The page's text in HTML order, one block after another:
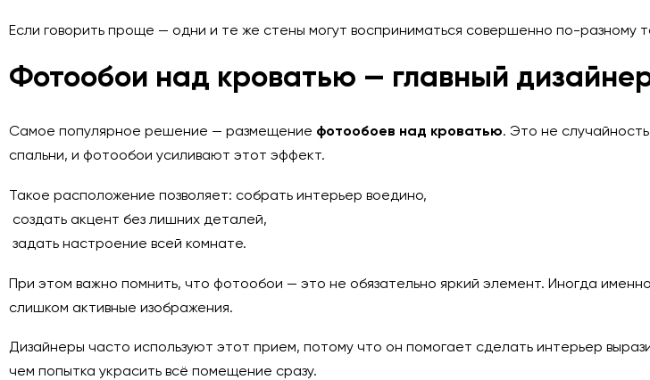
Если говорить проще — одни и те же стены могут восприниматься совершенно по-разному
Фотообои над кроватью — главный
Самое популярное решение — размещение фотообоев над кроватью. Это не
спальни, и фотообои усиливают этот эффект.
Такое расположение позволяет: собрать интерьер воедино,
создать акцент без лишних деталей,
задать настроение всей комнате.
При этом важно помнить, что фотообои — это не обязательно яркий элемент. Иногда
слишком активные изображения.
Дизайнеры часто используют этот прием, потому что он помогает сделать интерьер
чем попытка украсить всё помещение сразу.